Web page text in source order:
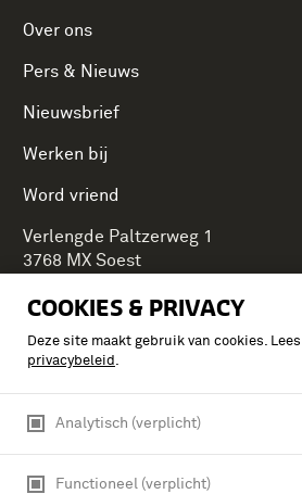
COOKIES & PRIVACY
Deze site maakt gebruik van cookies.
privacybeleid .
Analytisch (verplicht)
Functioneel (verplicht)
Over ons
Pers & Nieuws
Nieuwsbrief
Werken bij
Word vriend
Verlengde Paltzerweg 1
3768 MX Soest
Onderdeel van Stichting